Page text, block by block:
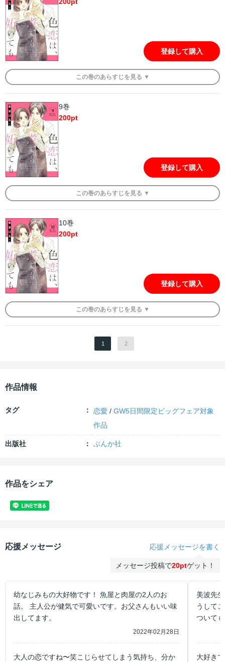
200pt
登録して購入
この巻のあらすじを 見る ▼
9巻
200pt
登録して購入
この巻のあらすじを 見る ▼
10巻
200pt
登録して購入
この巻のあらすじを 見る ▼
1 2
作品情報
タグ 恋愛 /GW5日間限定ビッグフェア対象
作品
出版社 ぶんか社
作品をシェア
応援メッセージ 応援メッセージを書く
メッセージ投稿で20ptゲット！
幼なじみもの大好物です！ 魚屋と肉屋の2人のお
話。 主人公が健気で可愛いです。お父さんもいい味
出してます。
2022年02月28日
大人の恋ですね〜笑こじらせてしまう気持ち、分か
美波先
うして
ついて
大好き